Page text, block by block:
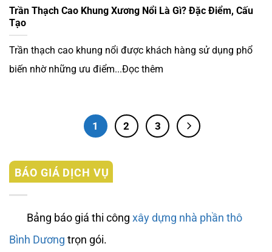
Trần Thạch Cao Khung Xương Nổi Là Gì? Đặc Điểm, Cấu
Tạo
Trần thạch cao khung nổi được khách hàng sử dụng phổ
biến nhờ những ưu điểm...Đọc thêm
1 2 3
BÁO GIÁ DỊCH VỤ
Bảng báo giá thi công xây dựng nhà phần thô
Bình Dương trọn gói.